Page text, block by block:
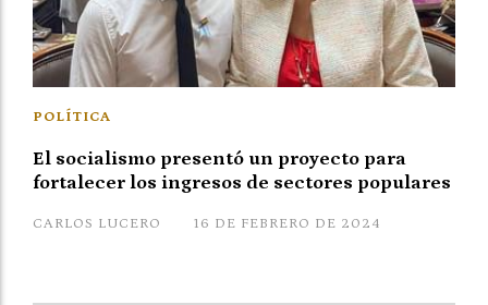
El socialismo presentó un proyecto para
fortalecer los ingresos de sectores populares
CARLOS LUCERO
POLÍTICA
16 DE FEBRERO DE 2024